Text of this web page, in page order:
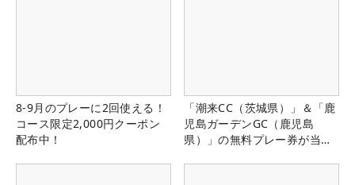
8-9月のプレーに2回使える！
コース限定2,000円クーポン
配布中！
「潮来CC（茨城県）」＆「鹿
児島ガーデンGC（鹿児島
県）」の無料プレー券が当た